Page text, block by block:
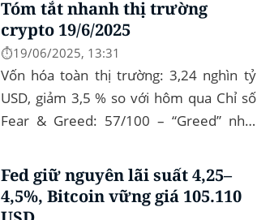
Tóm tắt nhanh thị trường
crypto 19/6/2025
⏱️19/06/2025, 13:31
Vốn hóa toàn thị trường: 3,24 nghìn tỷ
USD, giảm 3,5 % so với hôm qua Chỉ số
Fear & Greed: 57/100 – “Greed” nhẹ,
vững 104 k USD sẽ...
Fed giữ nguyên lãi suất 4,25–
4,5%, Bitcoin vững giá 105.110